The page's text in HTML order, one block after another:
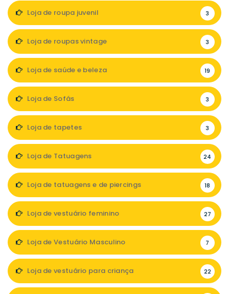
Loja de roupa juvenil 3
Loja de roupas vintage 3
Loja de saúde e beleza 19
Loja de Sofás 3
Loja de tapetes 3
Loja de Tatuagens 24
Loja de tatuagens e de piercings 18
Loja de vestuário feminino 27
Loja de Vestuário Masculino 7
Loja de vestuário para criança 22